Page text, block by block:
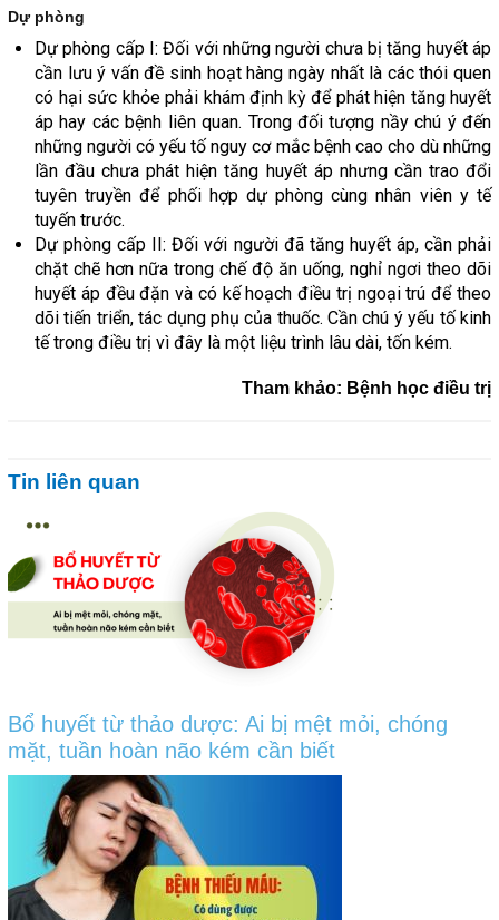
Dự phòng
Dự phòng cấp I: Đối với những người chưa bị tăng huyết áp
cần lưu ý vấn đề sinh hoạt hàng ngày nhất là các thói quen
có hại sức khỏe phải khám định kỳ để phát hiện tăng huyết
áp hay các bệnh liên quan. Trong đối tượng nầy chú ý đến
những người có yếu tố nguy cơ mắc bệnh cao cho dù những
lần đầu chưa phát hiện tăng huyết áp nhưng cần trao đổi
tuyên truyền để phối hợp dự phòng cùng nhân viên y tế
tuyến trước.
Dự phòng cấp II: Đối với người đã tăng huyết áp, cần phải
chặt chẽ hơn nữa trong chế độ ăn uống, nghỉ ngơi theo dõi
huyết áp đều đặn và có kế hoạch điều trị ngoại trú để theo
dõi tiến triển, tác dụng phụ của thuốc. Cần chú ý yếu tố kinh
tế trong điều trị vì đây là một liệu trình lâu dài, tốn kém.
Tham khảo: Bệnh học điều trị
Tin liên quan
Bổ huyết từ thảo dược: Ai bị mệt mỏi, chóng
mặt, tuần hoàn não kém cần biết